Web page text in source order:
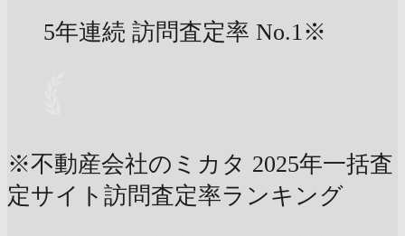
5年連続 訪問査定率 No.1※
※不動産会社のミカタ 2025年一括査
定サイト訪問査定率ランキング